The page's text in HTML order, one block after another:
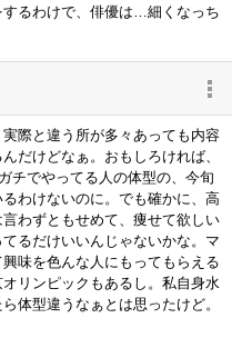
るわけで、俳優は…細くなっち
際と違う所が多々あっても内容
だけどなぁ。おもしろければ、
チでやってる人の体型の、今旬
わけないのに。でも確かに、高
わずともせめて、痩せて欲しい
るだけいいんじゃないかな。マ
味を色んな人にもってもらえる
リンピックもあるし。私自身水
体型違うなぁとは思ったけど。